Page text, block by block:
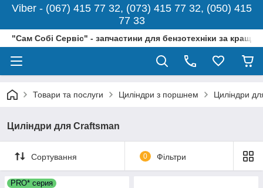
Viber - (067) 415 77 32, (073) 415 77 32, (050) 415
77 33
"Сам Собі Сервіс" - запчастини для бензотехніки за
Товари та послуги Циліндри з поршнем Циліндри
Циліндри для Craftsman
Сортування 0 Фільтри
PRO* серия